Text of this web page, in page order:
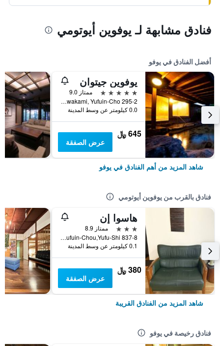
فنادق مشابهة لـ يوفوين أيوتومي
أفضل الفنادق في يوفو
يوفوين جيتوان
5 نجوم
ممتاز 9.0
295-2 Kawakami, Yufuin-Cho, يوفو, اليابان
0.0 كيلومتر عن وسط المدينة
645 ﷼
عرض الصفقة
شاهد المزيد من أهم الفنادق في يوفو
فنادق بالقرب من يوفوين أيوتومي
هاسوا إن
3 نجوم
ممتاز 8.9
837-8 Kawaminami,Yufuin-Chou,Yufu-Shi, يوفو, اليابان
0.1 كيلومتر عن وسط المدينة
380 ﷼
عرض الصفقة
شاهد المزيد من الفنادق القريبة
فنادق رخيصة في يوفو